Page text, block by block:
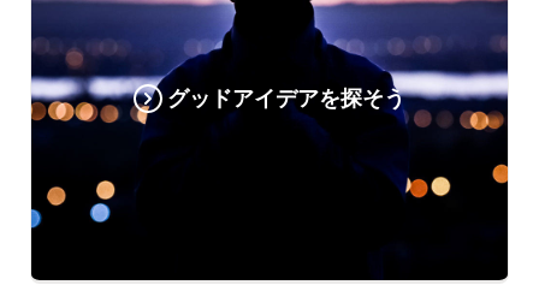
グッドアイデアを探そう